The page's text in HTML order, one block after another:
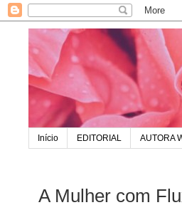
Início EDITORIAL AUTORA
A Mulher com